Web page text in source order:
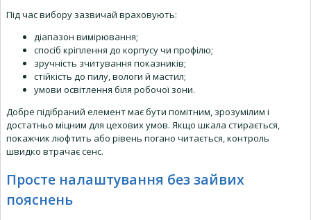
Під час вибору зазвичай враховують:
діапазон вимірювання;
спосіб кріплення до корпусу чи профілю;
зручність зчитування показників;
стійкість до пилу, вологи й мастил;
умови освітлення біля робочої зони.
Добре підібраний елемент має бути помітним, зрозумілим і
достатньо міцним для цехових умов. Якщо шкала стирається,
покажчик люфтить або рівень погано читається, контроль
швидко втрачає сенс.
Просте налаштування без зайвих
пояснень